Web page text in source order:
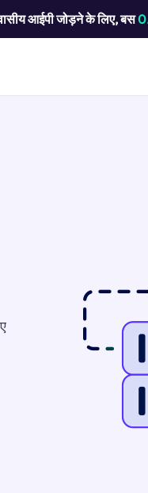
आईपी जोड़ने के लिए, बस